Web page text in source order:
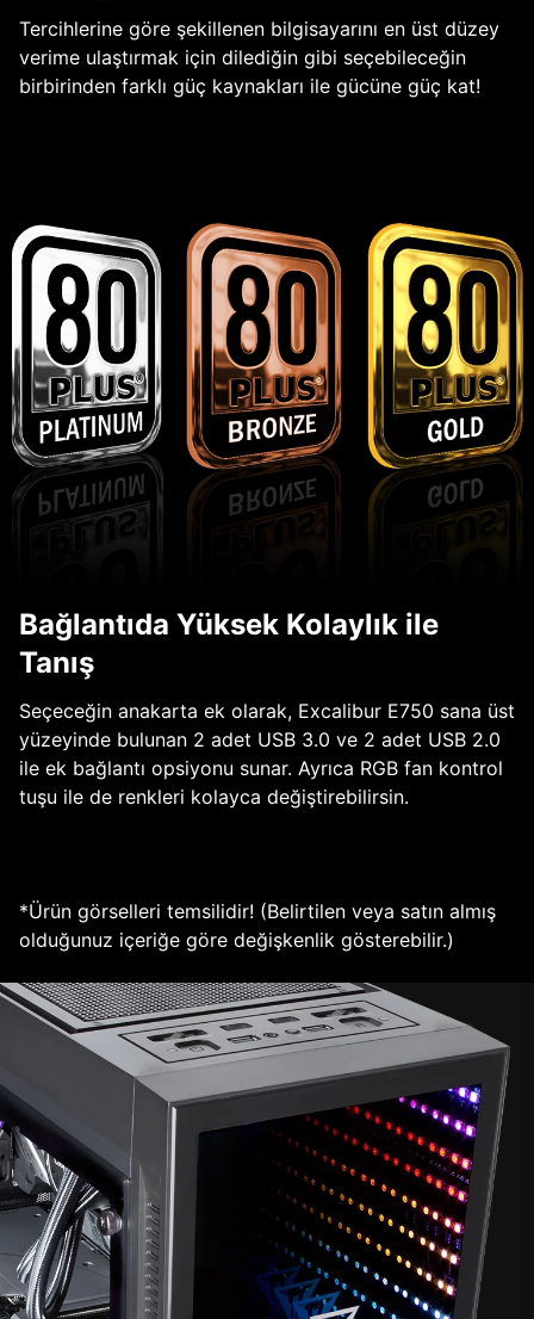
Tercihlerine göre şekillenen bilgisayarını en üst düzey
verime ulaştırmak için dilediğin gibi seçebileceğin
birbirinden farklı güç kaynakları ile gücüne güç kat!
Bağlantıda Yüksek Kolaylık ile
Tanış
Seçeceğin anakarta ek olarak, Excalibur E750 sana üst
yüzeyinde bulunan 2 adet USB 3.0 ve 2 adet USB 2.0
ile ek bağlantı opsiyonu sunar. Ayrıca RGB fan kontrol
tuşu ile de renkleri kolayca değiştirebilirsin.
*Ürün görselleri temsilidir! (Belirtilen veya satın almış
olduğunuz içeriğe göre değişkenlik gösterebilir.)